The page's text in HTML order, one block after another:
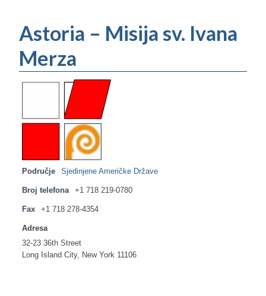
Jubilej HIP-a
Ljetna škola
Kontakt
Astoria – Misija sv. Ivana
Merza
Područje Sjedinjene Američke Države
Broj telefona +1 718 219-0780
Fax +1 718 278-4354
Adresa
32-23 36th Street
Long Island City, New York 11106